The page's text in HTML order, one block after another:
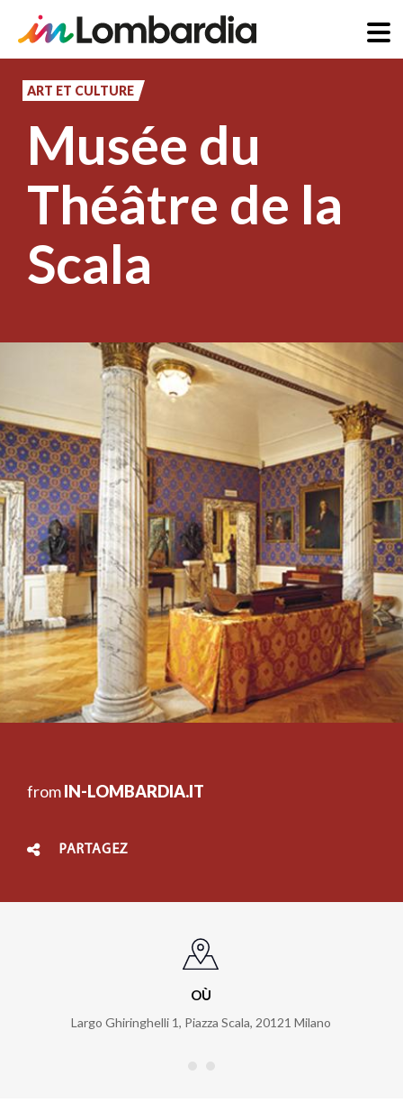
principal
ART ET CULTURE
Musée du
Théâtre de la
Scala
fromIN-LOMBARDIA.IT
PARTAGEZ
OÙ
Largo Ghiringhelli 1, Piazza Scala, 20121 Milano